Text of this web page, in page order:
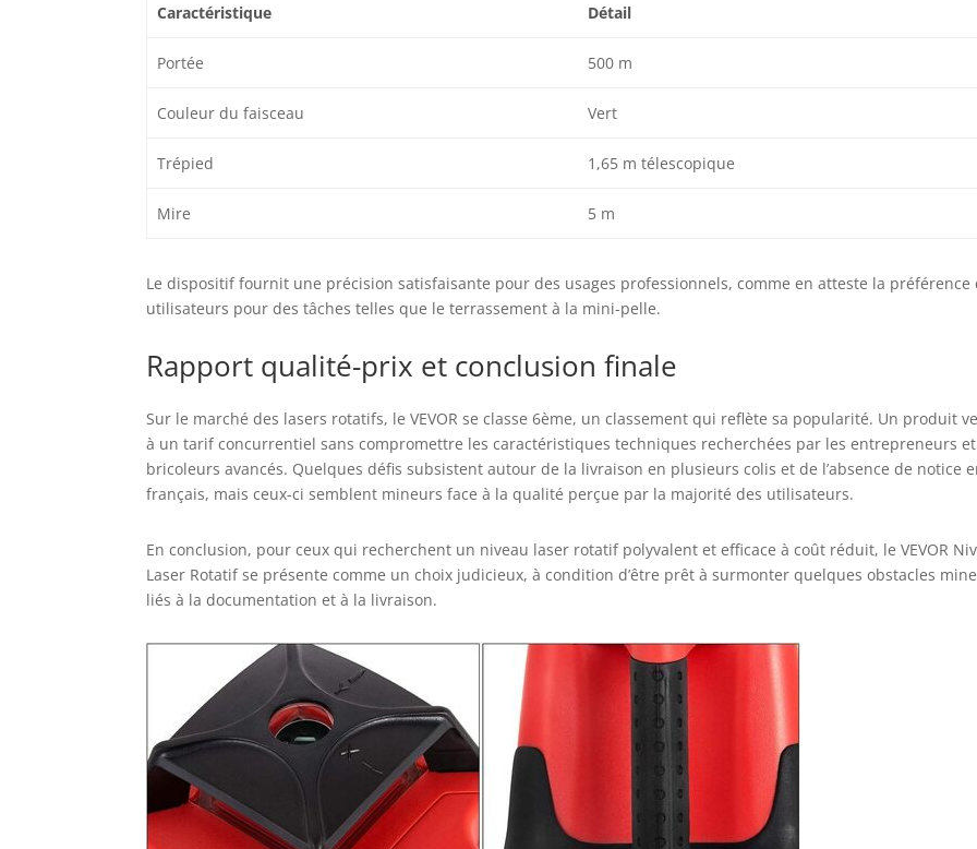
Caractéristique Détail
Portée 500 m
Couleur du faisceau Vert
Trépied 1,65 m télescopique
Mire 5 m
Le dispositif fournit une précision satisfaisante pour des usages professionnels, comme en atteste la préférence
utilisateurs pour des tâches telles que le terrassement à la mini-pelle.
Rapport qualité-prix et conclusion finale
Sur le marché des lasers rotatifs, le VEVOR se classe 6ème, un classement qui reflète sa popularité. Un produit
à un tarif concurrentiel sans compromettre les caractéristiques techniques recherchées par les entrepreneurs et
bricoleurs avancés. Quelques défis subsistent autour de la livraison en plusieurs colis et de l’absence de notice
français, mais ceux-ci semblent mineurs face à la qualité perçue par la majorité des utilisateurs.
En conclusion, pour ceux qui recherchent un niveau laser rotatif polyvalent et efficace à coût réduit, le VEVOR
Laser Rotatif se présente comme un choix judicieux, à condition d’être prêt à surmonter quelques obstacles
liés à la documentation et à la livraison.